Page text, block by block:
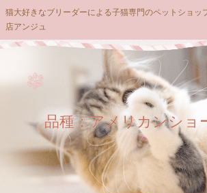
猫大好きなブリーダーによる子猫専門のペットショッ
店アンジュ
品種：アメリカンショ